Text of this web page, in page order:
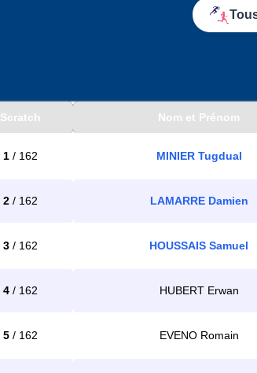
Scratch Nom et Prénom
1 / 162 MINIER Tugdual
2 / 162 LAMARRE Damien
3 / 162 HOUSSAIS Samuel
4 / 162 HUBERT Erwan
5 / 162 EVENO Romain